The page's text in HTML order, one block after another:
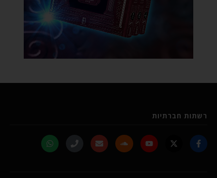
רשתות חברתיות